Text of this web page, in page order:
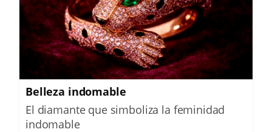
Belleza indomable
El diamante que simboliza la feminidad
indomable